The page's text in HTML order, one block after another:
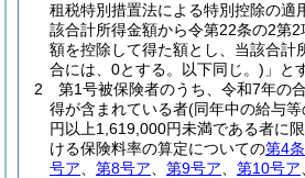
租税特別措置法による特別控除の適
該合計所得金額から令第22条の2第
額を控除して得た額とし、当該合計
合には、0とする。以下同じ。) 」と
2
第1号被保険者のうち、令和7年の
得が含まれている者(同年中の給与
円以上1,619,000円未満である者に
ける保険料率の算定についての第4
号ア
第8号ア 第9号ア 第10号ア